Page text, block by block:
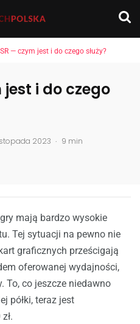
— czym jest i do czego służy?
jest i do czego
2023 . 9 min
mają bardzo wysokie
Tej sytuacji na pewno nie
graficznych prześcigają
oferowanej wydajności,
To, co jeszcze niedawno
półki, teraz jest